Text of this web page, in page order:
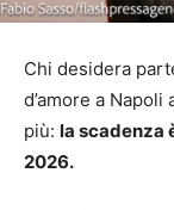
Chi desidera
d’amore a
più: la scadenza
2026.